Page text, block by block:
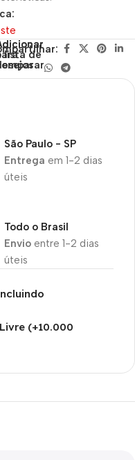
lista de
Entrega em 1-2 dias
úteis
São Paulo - SP
Envioentre 1-2 dias
úteis
Todo o Brasil
(+10.000